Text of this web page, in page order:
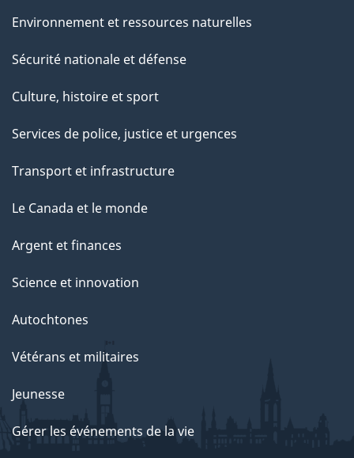
Environnement et ressources naturelles
Sécurité nationale et défense
Culture, histoire et sport
Services de police, justice et urgences
Transport et infrastructure
Le Canada et le monde
Argent et finances
Science et innovation
Autochtones
Vétérans et militaires
Jeunesse
Gérer les événements de la vie